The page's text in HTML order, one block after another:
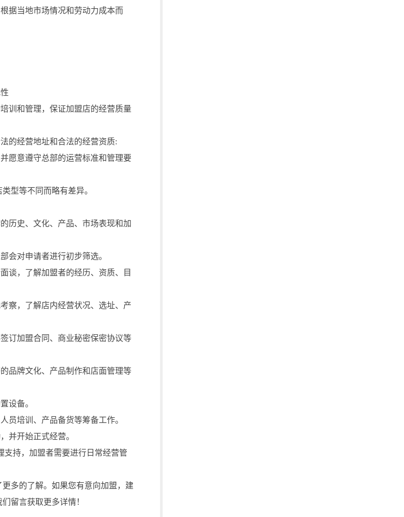
据当地市场情况和劳动力成本而
和管理，保证加盟店的经营质量
的经营地址和合法的经营资质:
愿意遵守总部的运营标准和管理要
型等不同而略有差异。
史、文化、产品、市场表现和加
对申请者进行初步筛选。
，了解加盟者的经历、资质、目
，了解店内经营状况、选址、产
订加盟合同、商业秘密保密协议等
品牌文化、产品制作和店面管理等
设备。
培训、产品备货等筹备工作。
开始正式经营。
持，加盟者需要进行日常经营管
多的了解。如果您有意向加盟，建
留言获取更多详情！